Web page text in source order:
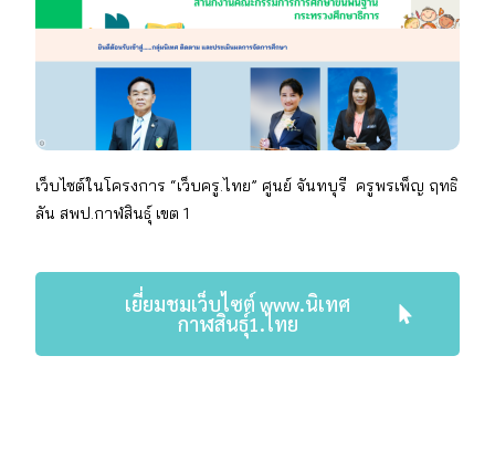
เว็บไซต์ในโครงการ “เว็บครู.ไทย” ศูนย์ จันทบุรี ครูพรเพ็ญ ฤทธิ
ลัน สพป.กาฬสินธุ์ เขต 1
เยี่ยมชมเว็บไซต์ www.นิเทศ
กาฬสินธุ์1.ไทย